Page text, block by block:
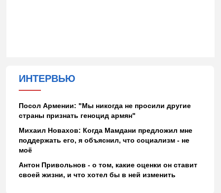
ИНТЕРВЬЮ
Посол Армении: "Мы никогда не просили другие
страны признать геноцид армян"
Михаил Новахов: Когда Мамдани предложил мне
поддержать его, я объяснил, что социализм - не
моё
Антон Привольнов - о том, какие оценки он ставит
своей жизни, и что хотел бы в ней изменить